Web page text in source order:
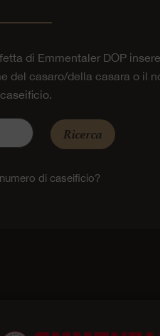
di Emmentaler DOP
del casaro/della casara o il
Ricerca
di caseificio?